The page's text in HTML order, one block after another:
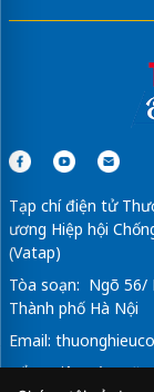
Tạp chí điện tử
ương Hiệp hội
(Vatap)
Tòa soạn: Ngõ 56/
Thành phố Hà Nội
Email:
Tổng Biên Tập: Vũ